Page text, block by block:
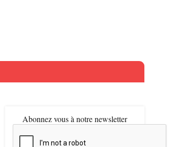
Abonnez vous à notre newsletter